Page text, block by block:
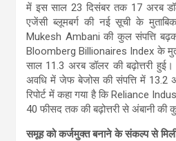
में इस साल 23 दिसंबर तक 17 अरब
एजेंसी ब्लूमबर्ग की नई सूची के
Mukesh Ambani की कुल संपत्ति
Bloomberg Billionaires Index के
साल 11.3 अरब डॉलर की बढ़ोत्तरी
अवधि में जेफ बेजोस की संपत्ति में 13.2
रिपोर्ट में कहा गया है कि Reliance
40 फीसद तक की बढ़ोत्तरी से अंबानी की
समूह को कर्जमुक्त बनाने के संकल्प से